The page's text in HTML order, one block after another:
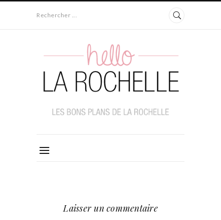
Rechercher ...
Laisser un commentaire